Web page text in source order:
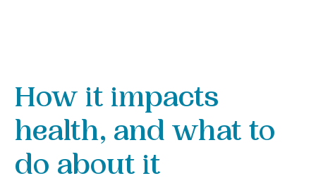
How it impacts
health, and what to
do about it